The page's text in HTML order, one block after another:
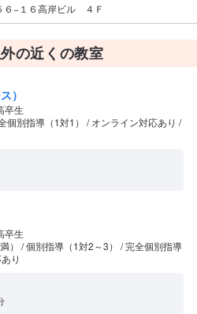
６−１６高岸ビル ４Ｆ
の近くの教室
）
卒生
個別指導（1対1） / オンライン対応あり /
卒生
） / 個別指導（1対2～3） / 完全個別指導
り